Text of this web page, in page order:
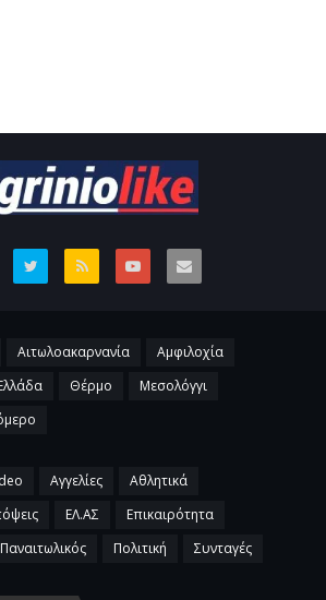
Αιτωλοακαρνανία
Αμφιλοχία
Θέρμο
Μεσολόγγι
Αγγελίες
Αθλητικά
ΕΛ.ΑΣ
Επικαιρότητα
Παναιτωλικός Πολιτική Συνταγές